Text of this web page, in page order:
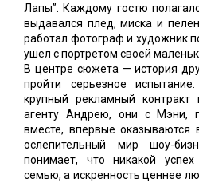
Лапы”. Каждому гостю
выдавался плед, миска и
работал фотограф и художник
ушел с портретом своей
В центре сюжета — история
пройти серьезное
крупный рекламный
агенту Андрею, они с Мэни,
вместе, впервые оказываются
ослепительный мир шоу-
понимает, что никакой
семью, а искренность ценнее